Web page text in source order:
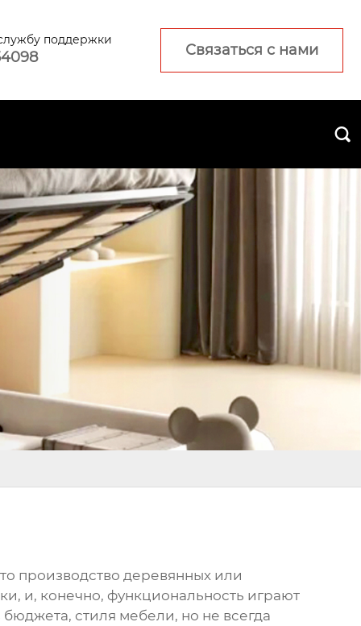
поддержки
Связаться с нами

производство деревянных или
и, конечно, функциональность играют
стиля мебели, но не всегда